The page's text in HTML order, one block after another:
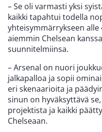
– Se oli varmasti yksi
kaikki tapahtui todella
yhteisymmärrykseen
aiemmin Chelsean
suunnitelmiinsa.
– Arsenal on nuori
jalkapalloa ja sopii
eri skenaarioita ja
sinun on hyväksyttävä
projektista ja kaikki
Chelseaan.